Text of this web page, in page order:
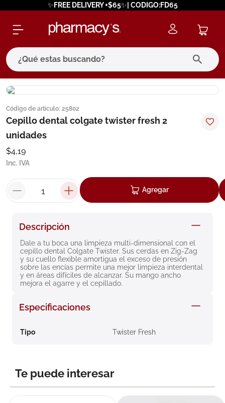
✨FREE DELIVERY +$65✨| CODIGO:FD65
¿Qué estas buscando?
Código de artículo: 25802
Cepillo dental colgate twister fresh 2
unidades
$4,19
Inc. IVA
Agregar
Descripción
Dale a tu boca una limpieza multi-dimensional con el
cepillo dental Colgate Twister. Sus cerdas en Zig-Zag
y su cuello flexible amortigua el exceso de presión
sobre las encías permite una mejor limpieza interdental
y en áreas difíciles de alcanzar. Su mango ancho
mejora el agarre y el cepillado.
Especificaciones
Tipo Twister Fresh
Te puede interesar
términos más buscados
1. eucerin
4.
5. cerave
roche posay
9. nivea
10. pañales